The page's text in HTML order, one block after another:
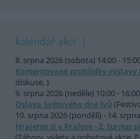
kalendář akcí
8. srpna 2026 (sobota) 14:00 -
Komentované prohlídky výstavy
diskuse, )
9. srpna 2026 (neděle) 10:00 - 16:00
Oslava Světového dne lvů
10. srpna 2026 (pondělí) - 14.
Hrajeme si v Pralese - 2. turnus